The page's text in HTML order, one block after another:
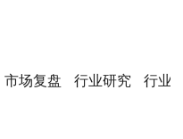
市场复盘 行业研究 行业